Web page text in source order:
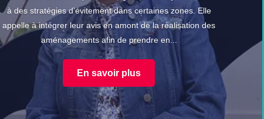
à des stratégies d’évitement dans certaines zones. Elle
appelle à intégrer leur avis en amont de la réalisation des
aménagements afin de prendre en...
En savoir plus